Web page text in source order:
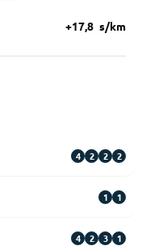
+17,8 s/km
4 2 2 2
1 1
4 2 3 1